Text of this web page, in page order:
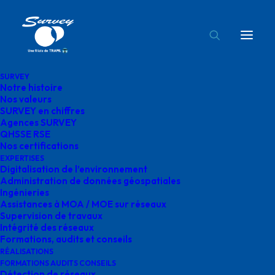
SURVEY
Notre histoire
Nos valeurs
SURVEY en chiffres
Agences SURVEY
QHSSE RSE
Nos certifications
EXPERTISES
Digitalisation de l’environnement
Administration de données géospatiales
Ingénieries
Assistances à MOA / MOE sur réseaux
Supervision de travaux
Intégrité des réseaux
Formations, audits et conseils
RÉALISATIONS
FORMATIONS AUDITS CONSEILS
Accueil
icone plus